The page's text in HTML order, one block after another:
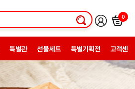
0
특별관 선물세트 특별기획전 고객센터